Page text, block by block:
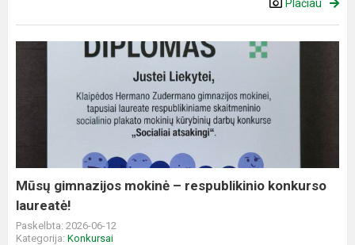
Plačiau
respublikinio
Mūsų gimnazijos mokinė – respublikinio konkurso
laureatė!
Paskelbta: 2026-06-12
Kategorija: Konkursai